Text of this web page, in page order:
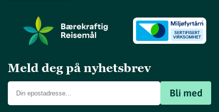
Meld deg på nyhetsbrev
Bli med